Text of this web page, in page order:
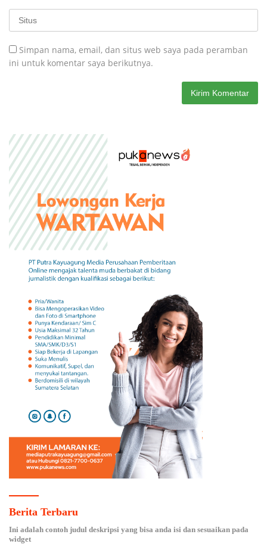
Simpan nama, email, dan situs web saya pada peramban
ini untuk komentar saya berikutnya.
Berita Terbaru
Ini adalah contoh judul deskripsi yang bisa anda isi dan sesuaikan pada
widget